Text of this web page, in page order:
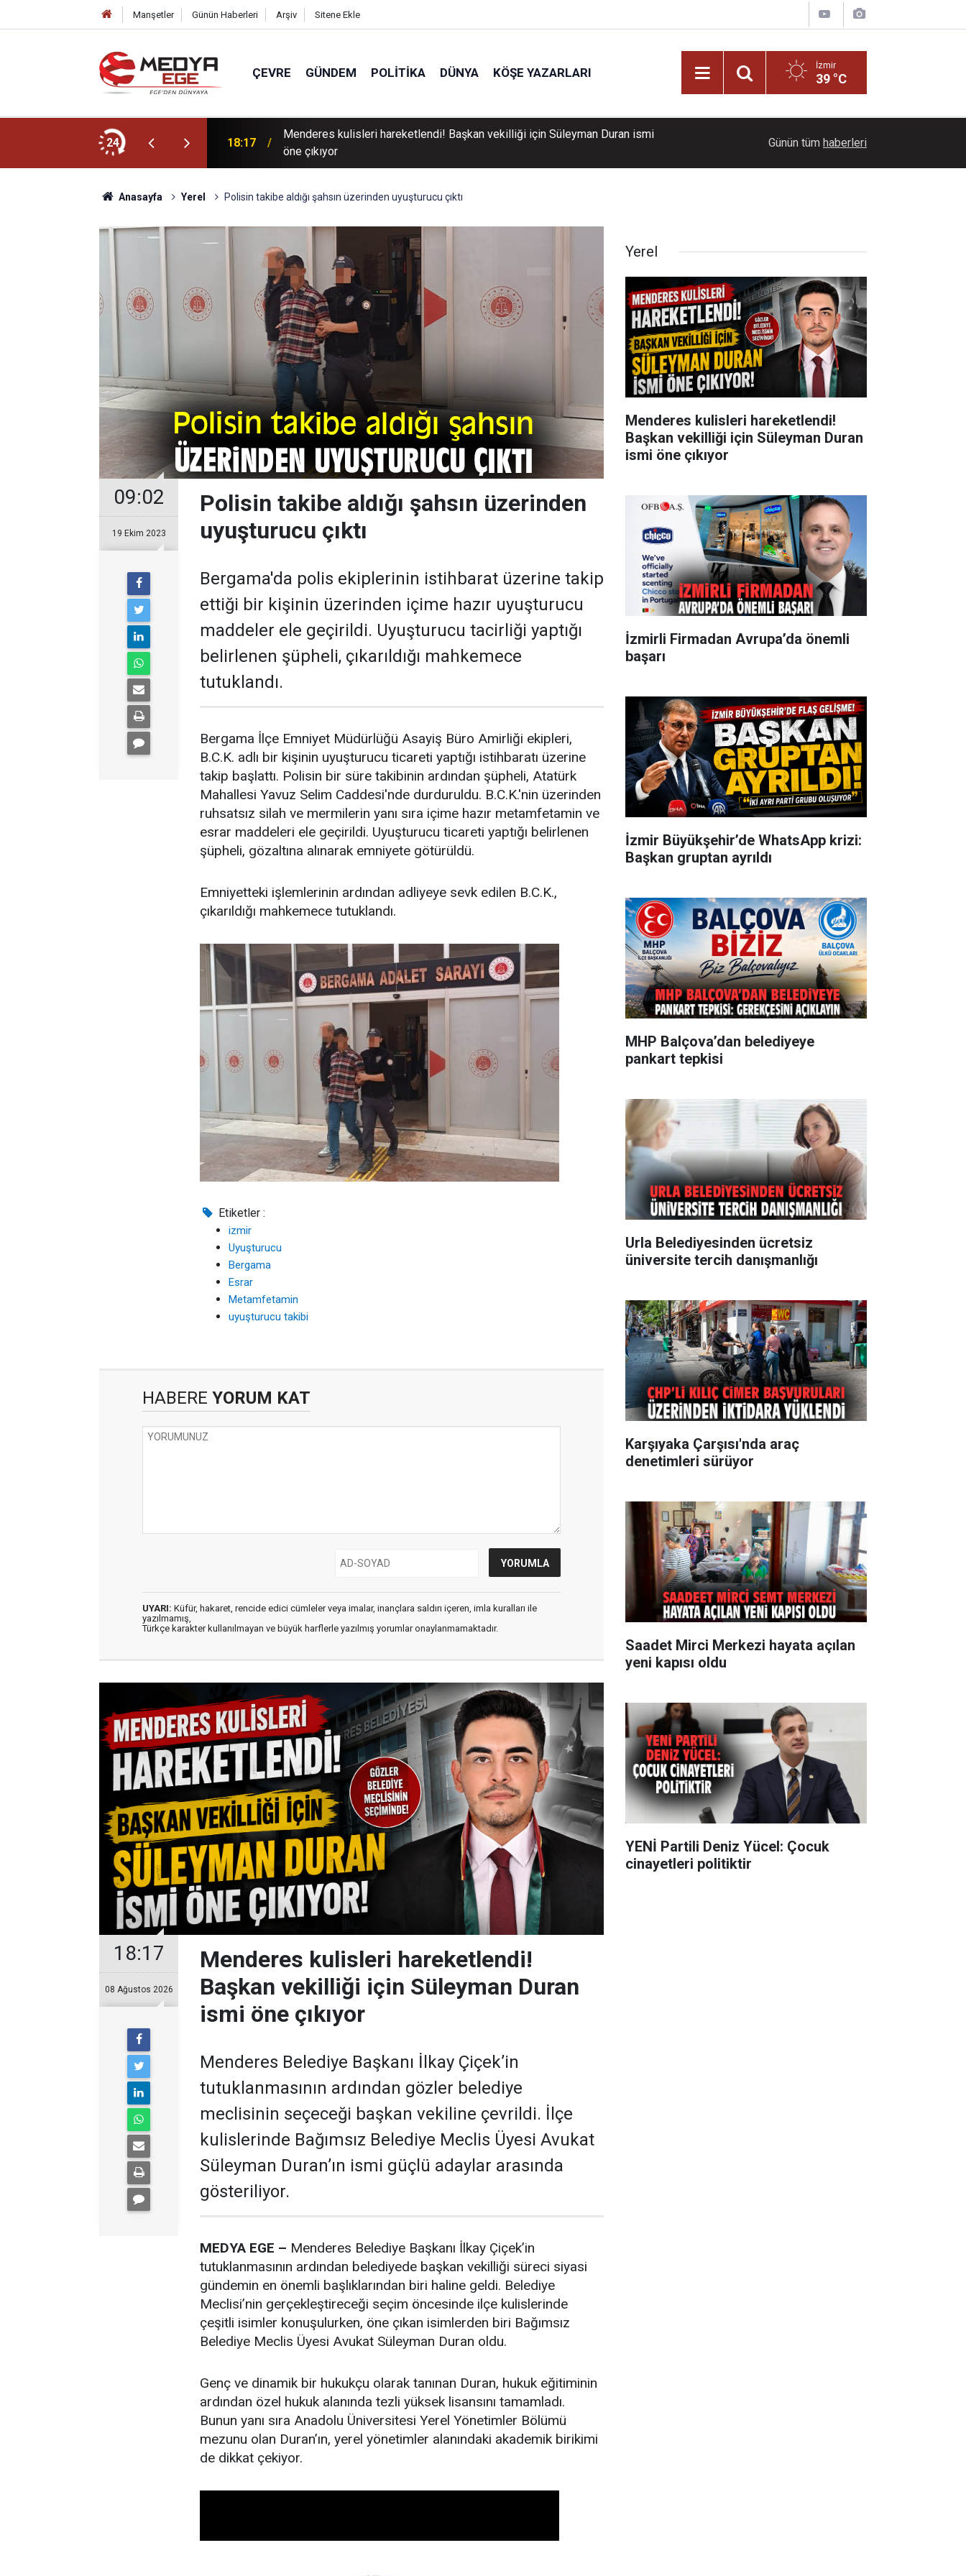
Manşetler Günün Haberleri Arşiv Sitene Ekle
ÇEVRE GÜNDEM POLITIKA DÜNYA KÖŞE YAZARLARI İzmir
39 °C
24
sayısını 696'ya çıkardık" 18:17
Menderes kulisleri hareketlendi! Başkan vekilliği için Süleyman Duran ismi
öne çıkıyor
İzmir'de sünger deposunda çıkan yangın kontrol
Günün tüm haberleri
Anasayfa Yerel Polisin takibe aldığı şahsın üzerinden uyuşturucu çıktı
09:02
19 Ekim 2023
Polisin takibe aldığı şahsın üzerinden
uyuşturucu çıktı
Bergama'da polis ekiplerinin istihbarat üzerine takip
ettiği bir kişinin üzerinden içime hazır uyuşturucu
maddeler ele geçirildi. Uyuşturucu tacirliği yaptığı
belirlenen şüpheli, çıkarıldığı mahkemece
tutuklandı.
Bergama İlçe Emniyet Müdürlüğü Asayiş Büro Amirliği ekipleri,
B.C.K. adlı bir kişinin uyuşturucu ticareti yaptığı istihbaratı üzerine
takip başlattı. Polisin bir süre takibinin ardından şüpheli, Atatürk
Mahallesi Yavuz Selim Caddesi'nde durduruldu. B.C.K.'nin üzerinden
ruhsatsız silah ve mermilerin yanı sıra içime hazır metamfetamin ve
esrar maddeleri ele geçirildi. Uyuşturucu ticareti yaptığı belirlenen
şüpheli, gözaltına alınarak emniyete götürüldü.
Emniyetteki işlemlerinin ardından adliyeye sevk edilen B.C.K.,
çıkarıldığı mahkemece tutuklandı.
Etiketler :
izmir
Uyuşturucu
Bergama
Esrar
Metamfetamin
uyuşturucu takibi
HABERE YORUM KAT
UYARI: Küfür, hakaret, rencide edici cümleler veya imalar, inançlara saldırı içeren, imla kuralları ile
yazılmamış,
Türkçe karakter kullanılmayan ve büyük harflerle yazılmış yorumlar onaylanmamaktadır.
18:17
08 Ağustos 2026
Menderes kulisleri hareketlendi!
Başkan vekilliği için Süleyman Duran
ismi öne çıkıyor
Menderes Belediye Başkanı İlkay Çiçek’in
tutuklanmasının ardından gözler belediye
meclisinin seçeceği başkan vekiline çevrildi. İlçe
kulislerinde Bağımsız Belediye Meclis Üyesi Avukat
Süleyman Duran’ın ismi güçlü adaylar arasında
gösteriliyor.
MEDYA EGE – Menderes Belediye Başkanı İlkay Çiçek’in
tutuklanmasının ardından belediyede başkan vekilliği süreci siyasi
gündemin en önemli başlıklarından biri haline geldi. Belediye
Meclisi’nin gerçekleştireceği seçim öncesinde ilçe kulislerinde
çeşitli isimler konuşulurken, öne çıkan isimlerden biri Bağımsız
Belediye Meclis Üyesi Avukat Süleyman Duran oldu.
Genç ve dinamik bir hukukçu olarak tanınan Duran, hukuk eğitiminin
ardından özel hukuk alanında tezli yüksek lisansını tamamladı.
Bunun yanı sıra Anadolu Üniversitesi Yerel Yönetimler Bölümü
mezunu olan Duran’ın, yerel yönetimler alanındaki akademik birikimi
de dikkat çekiyor.
Yerel
Menderes kulisleri hareketlendi!
Başkan vekilliği için Süleyman Duran
ismi öne çıkıyor
İzmirli Firmadan Avrupa’da önemli
başarı
İzmir Büyükşehir’de WhatsApp krizi:
Başkan gruptan ayrıldı
MHP Balçova’dan belediyeye
pankart tepkisi
Urla Belediyesinden ücretsiz
üniversite tercih danışmanlığı
Karşıyaka Çarşısı'nda araç
denetimleri sürüyor
Saadet Mirci Merkezi hayata açılan
yeni kapısı oldu
YENİ Partili Deniz Yücel: Çocuk
cinayetleri politiktir